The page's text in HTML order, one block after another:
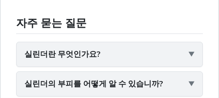
자주 묻는 질문
실린더란 무엇인가요?
실린더의 부피를 어떻게 알 수 있습니까?